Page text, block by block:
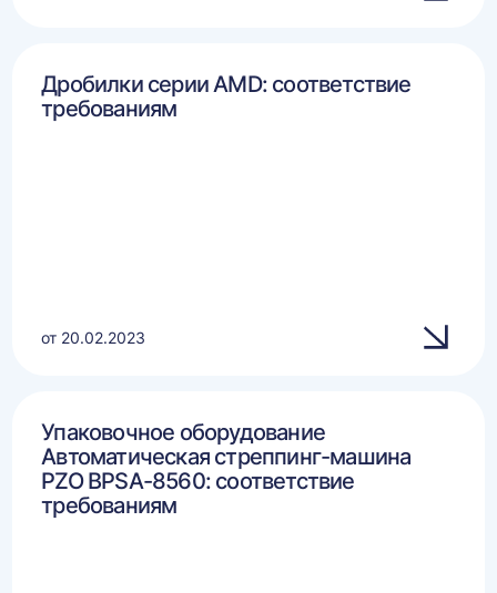
Дробилки серии AMD: соответствие
требованиям
от 20.02.2023
Упаковочное оборудование
Автоматическая стреппинг-машина
PZO BPSA-8560: соответствие
требованиям